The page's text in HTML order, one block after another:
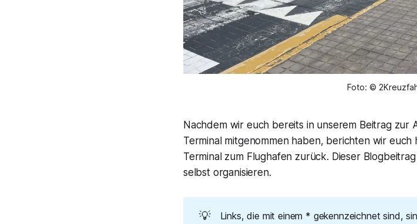
Foto: ©
Nachdem wir euch bereits in unserem Beitrag zur
Terminal mitgenommen haben, berichten wir
Terminal zum Flughafen zurück. Dieser
selbst organisieren.
💡
Links, die mit einem * gekennzeichnet sind,